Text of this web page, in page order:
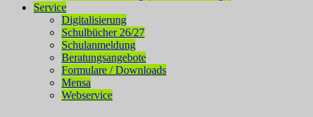
Service
Digitalisierung
Schulbücher 26/27
Schulanmeldung
Beratungsangebote
Formulare / Downloads
Mensa
Webservice